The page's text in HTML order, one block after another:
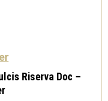
Riserva Doc –